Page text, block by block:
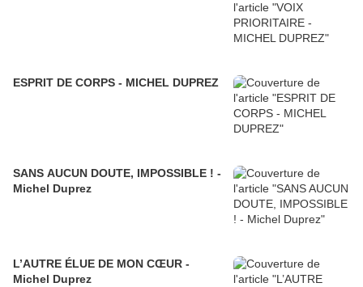
ESPRIT DE CORPS - MICHEL DUPREZ
SANS AUCUN DOUTE, IMPOSSIBLE ! -
Michel Duprez
L’AUTRE ÉLUE DE MON CŒUR -
Michel Duprez